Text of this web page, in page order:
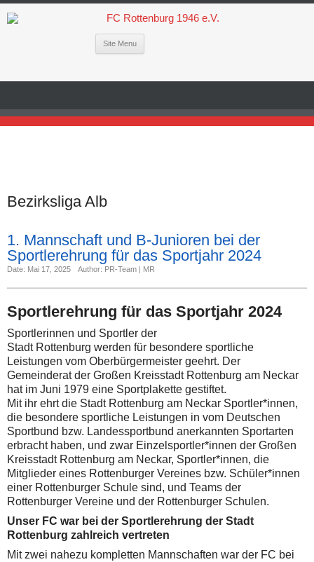
Site Menu
Bezirksliga Alb
1. Mannschaft und B-Junioren bei der
Sportlerehrung für das Sportjahr 2024
Date: Mai 17, 2025 Author: PR-Team | MR
Sportlerehrung für das Sportjahr 2024
Sportlerinnen und Sportler der
Stadt Rottenburg werden für besondere sportliche
Leistungen vom Oberbürgermeister geehrt. Der
Gemeinderat der Großen Kreisstadt Rottenburg am Neckar
hat im Juni 1979 eine Sportplakette gestiftet.
Mit ihr ehrt die Stadt Rottenburg am Neckar Sportler*innen,
die besondere sportliche Leistungen in vom Deutschen
Sportbund bzw. Landessportbund anerkannten Sportarten
erbracht haben, und zwar Einzelsportler*innen der Großen
Kreisstadt Rottenburg am Neckar, Sportler*innen, die
Mitglieder eines Rottenburger Vereines bzw. Schüler*innen
einer Rottenburger Schule sind, und Teams der
Rottenburger Vereine und der Rottenburger Schulen.
Unser FC war bei der Sportlerehrung der Stadt
Rottenburg zahlreich vertreten
Mit zwei nahezu kompletten Mannschaften war der FC bei